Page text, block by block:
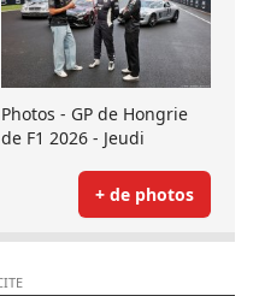
Photos - GP de Hongrie
de F1 2026 - Jeudi
+ de photos